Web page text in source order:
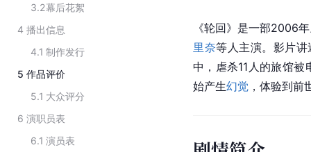
3.2幕后花絮
4 播出信息
4.1 制作发行
5 作品评价
5.1 大众评分
6 演职员表
6.1 演员表
《轮回》是一部2006
里奈等人主演。影片
中，虐杀11人的旅馆
始产生幻觉 ，体验到前